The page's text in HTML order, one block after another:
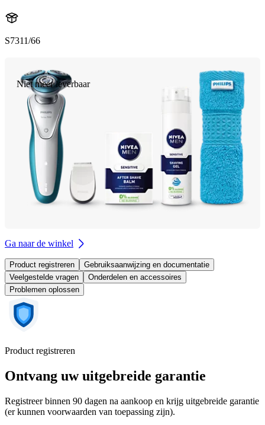
S7311/66
Niet meer leverbaar
Ga naar de winkel
Product registreren
Gebruiksaanwijzing en documentatie
Veelgestelde vragen
Onderdelen en accessoires
Problemen oplossen
Product registreren
Ontvang uw uitgebreide garantie
Registreer binnen 90 dagen na aankoop en krijg uitgebreide garantie
(er kunnen voorwaarden van toepassing zijn).